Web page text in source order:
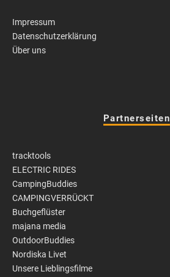
Impressum
Datenschutzerklärung
Über uns
Partnerseiten
tracktools
ELECTRIC RIDES
CampingBuddies
CAMPINGVERRÜCKT
Buchgeflüster
majana media
OutdoorBuddies
Nordiska Livet
Unsere Lieblingsfilme